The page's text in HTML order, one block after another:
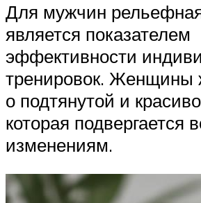
Для мужчин
является показателем
эффективности
тренировок. Женщины
о подтянутой и
которая подвергается
изменениям.